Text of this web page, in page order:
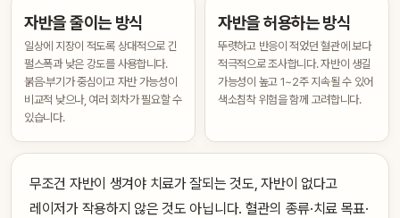
자반을 줄이는 방식
일상에 지장이 적도록 상대적으로 긴
펄스폭과 낮은 강도를 사용합니다.
붉음·부기가 중심이고 자반 가능성이
비교적 낮으나, 여러 회차가 필요할 수
있습니다.
자반을 허용하는 방식
뚜렷하고 반응이 적었던 혈관에 보다
적극적으로 조사합니다. 자반이 생길
가능성이 높고 1~2주 지속될 수 있어
색소침착 위험을 함께 고려합니다.
무조건 자반이 생겨야 치료가 잘되는 것도, 자반이 없다고
레이저가 작용하지 않은 것도 아닙니다. 혈관의 종류·치료 목표·